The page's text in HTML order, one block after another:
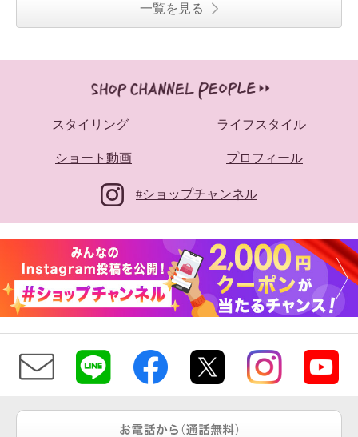
一覧を見る
スタイリング ライフスタイル
ショート動画 プロフィール
#ショップチャンネル